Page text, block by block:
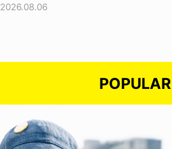
2026.08.06
POPULAR